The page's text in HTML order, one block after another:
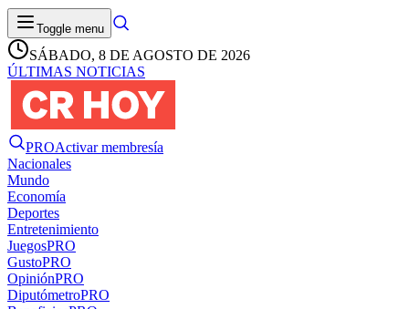
Toggle menu
SÁBADO, 8 DE AGOSTO DE 2026
ÚLTIMAS NOTICIAS
PROActivar membresía
Nacionales
Mundo
Economía
Deportes
Entretenimiento
JuegosPRO
GustoPRO
OpiniónPRO
DiputómetroPRO